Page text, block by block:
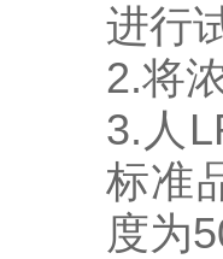
进行
2.将
3.人
标准
度为